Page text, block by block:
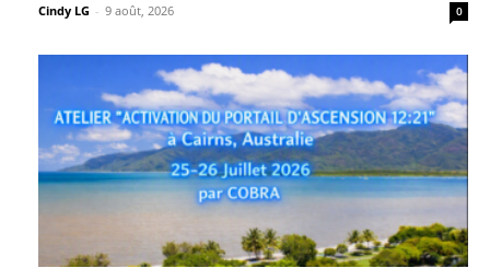
Cindy LG - 9 août, 2026 0